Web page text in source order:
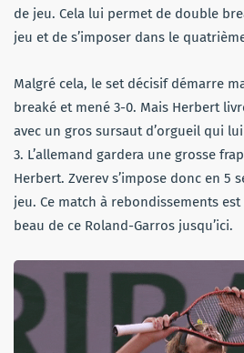
de jeu. Cela lui permet de double
jeu et de s’imposer dans le
Malgré cela, le set décisif démarre
breaké et mené 3-0. Mais Herbert
avec un gros sursaut d’orgueil qui
3. L’allemand gardera une grosse
Herbert. Zverev s’impose donc en 5
jeu. Ce match à rebondissements
beau de ce Roland-Garros jusqu’ici.